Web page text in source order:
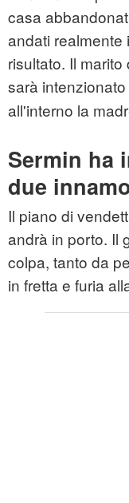
casa
andati realmente
risultato. Il
sarà intenzionato
all'interno la
Sermin ha
due
Il piano di
andrà in porto. Il
colpa, tanto da
in fretta e furia